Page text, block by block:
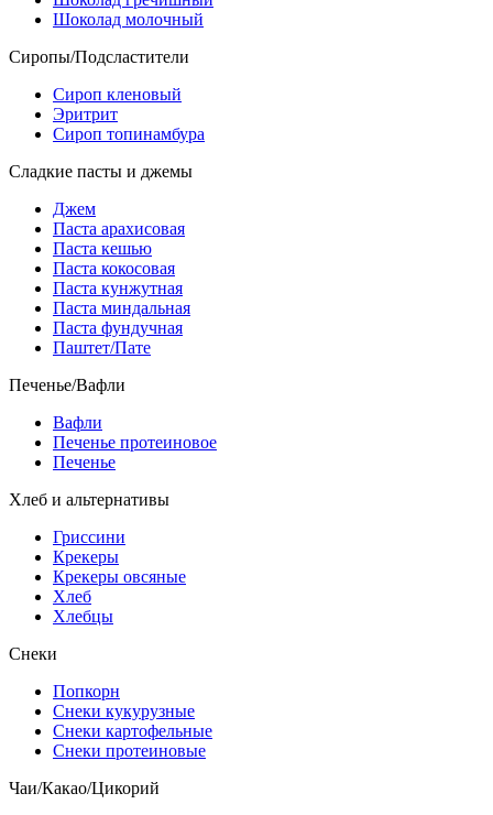
Шоколад молочный
Сиропы/Подсластители
Сироп кленовый
Эритрит
Сироп топинамбура
Сладкие пасты и джемы
Джем
Паста арахисовая
Паста кешью
Паста кокосовая
Паста кунжутная
Паста миндальная
Паста фундучная
Паштет/Пате
Печенье/Вафли
Вафли
Печенье протеиновое
Печенье
Хлеб и альтернативы
Гриссини
Крекеры
Крекеры овсяные
Хлеб
Хлебцы
Снеки
Попкорн
Снеки кукурузные
Снеки картофельные
Снеки протеиновые
Чаи/Какао/Цикорий